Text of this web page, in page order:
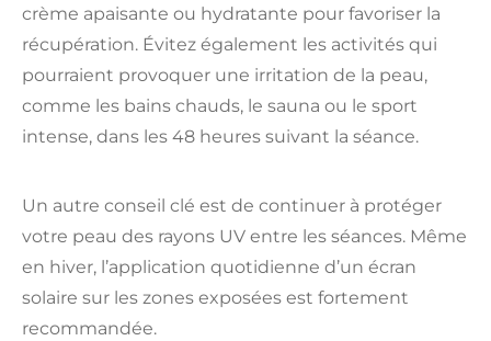
crème apaisante ou hydratante pour favoriser la
récupération. Évitez également les activités qui
pourraient provoquer une irritation de la peau,
comme les bains chauds, le sauna ou le sport
intense, dans les 48 heures suivant la séance.
Un autre conseil clé est de continuer à protéger
votre peau des rayons UV entre les séances. Même
en hiver, l’application quotidienne d’un écran
solaire sur les zones exposées est fortement
recommandée.